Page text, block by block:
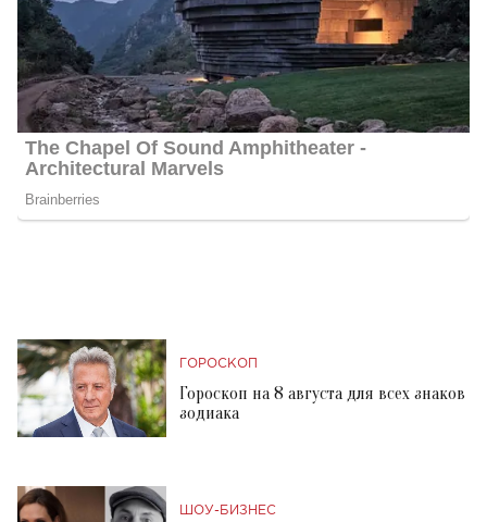
ГОРОСКОП
Гороскоп на 8 августа для всех знаков
зодиака
ШОУ-БИЗНЕС